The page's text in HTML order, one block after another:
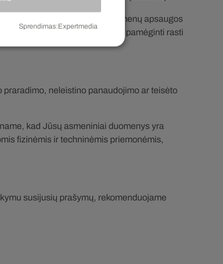
į Valstybinę asmens duomenų apsaugos
problemai susisiekti ir pamėginti rasti
neleistino panaudojimo ar teisėto
kad Jūsų asmeniniai duomenys yra
fizinėmis ir techninėmis priemonėmis,
susijusių prašymų, rekomenduojame
Sprendimas:Expertmedia